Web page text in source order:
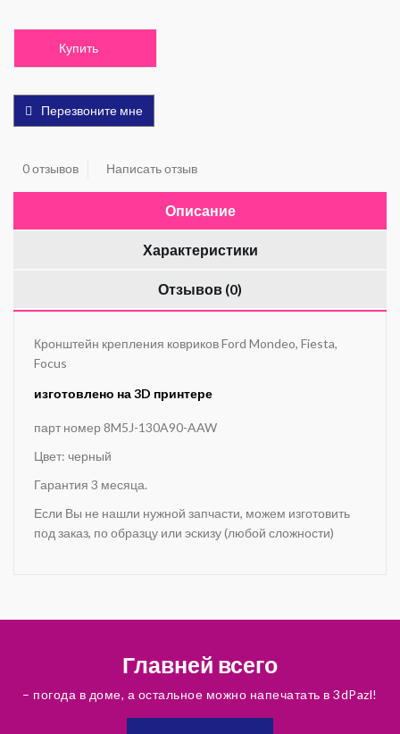
Купить
Перезвоните мне
0 отзывов Написать отзыв
Описание
Характеристики
Отзывов (0)
Кронштейн крепления ковриковFord Mondeo, Fiesta,
Focus
изготовлено на 3D принтере
парт номер 8M5J-130A90-AAW
Цвет: черный
Гарантия 3 месяца.
Если Вы не нашли нужной запчасти, можем изготовить
под заказ, по образцу или эскизу (любой сложности)
Главней всего
– погода в доме, а остальное можно напечатать в 3dPazl!